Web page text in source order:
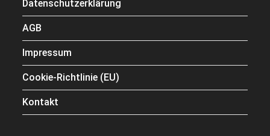
Datenschutzerklärung
AGB
Impressum
Cookie-Richtlinie (EU)
Kontakt